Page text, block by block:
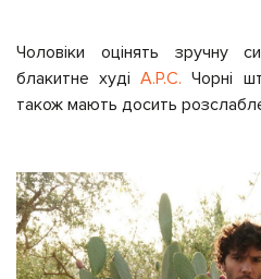
Чоловіки оцінять зручну
блакитне худіA.P.C.Чорні
також мають досить